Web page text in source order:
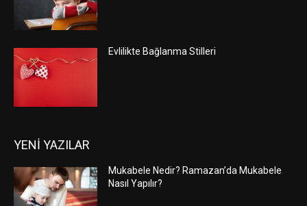
Evlilikte Bağlanma Stilleri
YENİ YAZILAR
Mukabele Nedir? Ramazan’da Mukabele
Nasıl Yapılır?